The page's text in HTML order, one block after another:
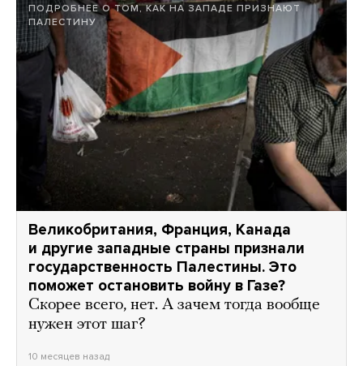
ПОДРОБНЕЕ О ТОМ, КАК НА ЗАПАДЕ ПРИЗНАЮТ
ПАЛЕСТИНУ
Великобритания, Франция, Канада
и другие западные страны признали
государственность Палестины. Это
поможет остановить войну в Газе?
Скорее всего, нет. А зачем тогда вообще
нужен этот шаг?
10 месяцев назад